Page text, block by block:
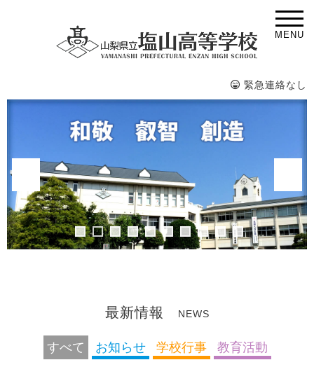
MENU
緊急連絡なし
最新情報 NEWS
すべて お知らせ 学校行事 教育活動